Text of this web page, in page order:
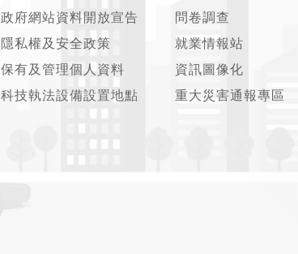
政府網站資料開放宣告
隱私權及安全政策
保有及管理個人資料
科技執法設備設置地點
問卷調查
就業情報站
資訊圖像化
重大災害通報專區